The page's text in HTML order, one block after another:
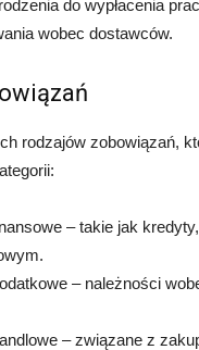
do wypłacenia
wobec dostawców.
rodzajów zobowiązań,
– takie jak
– należności
– związane z